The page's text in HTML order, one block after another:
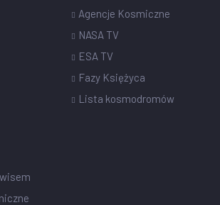
Agencje Kosmiczne
NASA TV
ESA TV
Fazy Księżyca
Lista kosmodromów